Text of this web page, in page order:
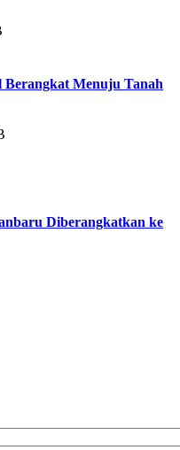
Berangkat Menuju Tanah
Diberangkatkan ke